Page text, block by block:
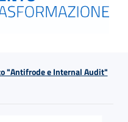
"Antifrode e Internal Audit"